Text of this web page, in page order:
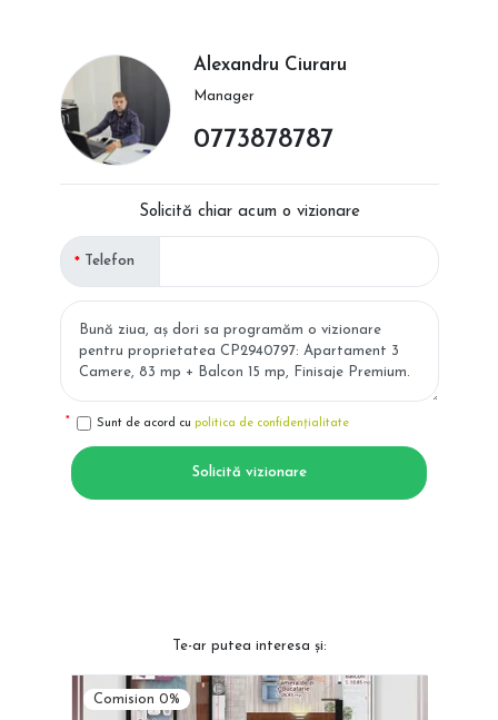
Alexandru Ciuraru
Manager
0773878787
Solicită chiar acum o vizionare
Telefon
Sunt de acord cu politica de confidențialitate
Solicită vizionare
Te-ar putea interesa și:
Comision 0%